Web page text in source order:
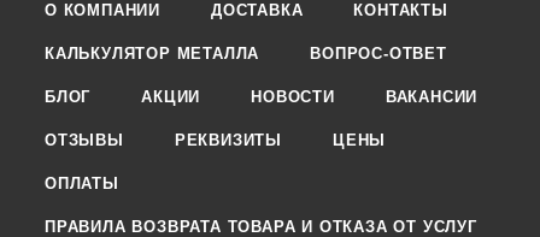
О КОМПАНИИ ДОСТАВКА КОНТАКТЫ
КАЛЬКУЛЯТОР МЕТАЛЛА ВОПРОС-ОТВЕТ
БЛОГ АКЦИИ НОВОСТИ ВАКАНСИИ
ОТЗЫВЫ РЕКВИЗИТЫ ЦЕНЫ
ОПЛАТЫ
ПРАВИЛА ВОЗВРАТА ТОВАРА И ОТКАЗА ОТ УСЛУГ